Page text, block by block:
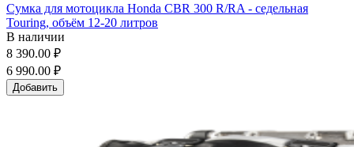
Сумка для мотоцикла Honda CBR 300 R/RA - седельная
Touring, объём 12-20 литров
В наличии
8 390.00 ₽
6 990.00 ₽
Добавить